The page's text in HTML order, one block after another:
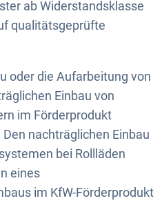
ab Widerstandsklasse
qualitätsgeprüfte
oder die Aufarbeitung von
Einbau von
im Förderprodukt
nachträglichen Einbau
bei Rollläden
eines
im KfW-Förderprodukt